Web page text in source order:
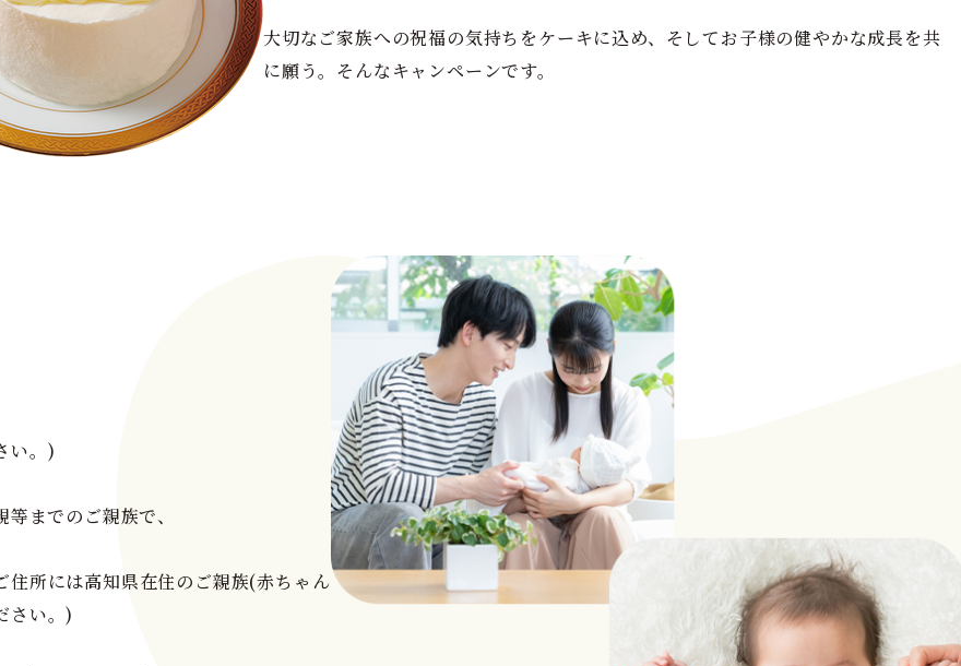
大切なご家族への祝福の気持ちをケーキに込め、そしてお子様の健やかな成長を共
に願う。そんなキャンペーンです。
い。)
までのご親族で、
所には高知県在住のご親族(赤ちゃん
さい。)